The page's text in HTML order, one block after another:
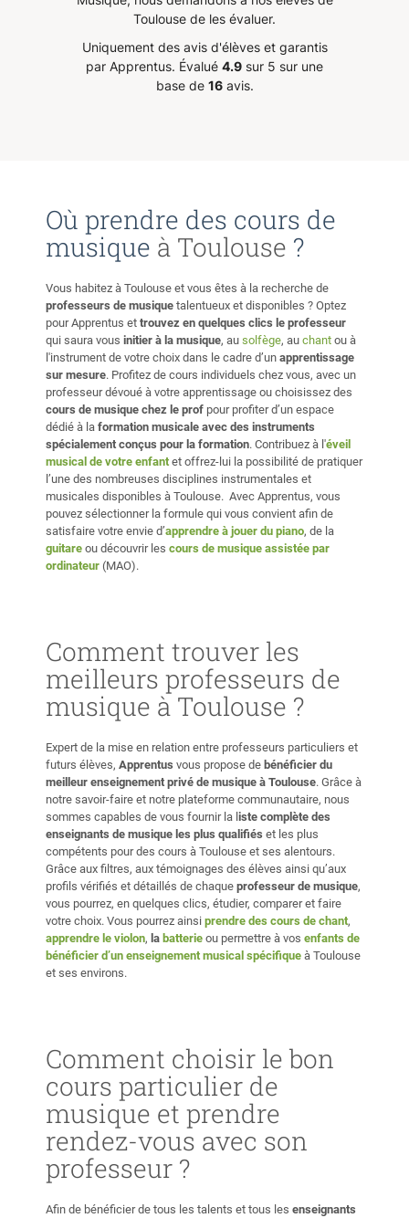
Toulouse de les évaluer.
Uniquement des avis d'élèves et garantis
par Apprentus. Évalué 4.9 sur 5 sur une
base de 16avis.
Où prendre des cours de
musique à Toulouse ?
Vous habitez à Toulouse et vous êtes à la recherche de
professeurs de musique talentueux et disponibles ? Optez
pour Apprentus et trouvez en quelques clics le professeur
qui saura vous initier à la musique, au solfège, au chant ou à
l'instrument de votre choix dans le cadre d’un apprentissage
sur mesure. Profitez de cours individuels chez vous, avec un
professeur dévoué à votre apprentissage ou choisissez des
cours de musique chez le prof pour profiter d’un espace
dédié à la formation musicale avec des instruments
spécialement conçus pour la formation. Contribuez à l'éveil
musical de votre enfant et offrez-lui la possibilité de pratiquer
l’une des nombreuses disciplines instrumentales et
musicales disponibles à Toulouse. Avec Apprentus, vous
pouvez sélectionner la formule qui vous convient afin de
satisfaire votre envie d’apprendre à jouer du piano, de la
guitare ou découvrir les cours de musique assistée par
ordinateur (MAO).
Comment trouver les
meilleurs professeurs de
musique à Toulouse ?
Expert de la mise en relation entre professeurs particuliers et
futurs élèves, Apprentus vous propose de bénéficier du
meilleur enseignement privé de musique à Toulouse. Grâce à
notre savoir-faire et notre plateforme communautaire, nous
sommes capables de vous fournir la l iste complète des
enseignants de musique les plus qualifiés et les plus
compétents pour des cours à Toulouse et ses alentours.
Grâce aux filtres, aux témoignages des élèves ainsi qu’aux
profils vérifiés et détaillés de chaque professeur de musique,
vous pourrez, en quelques clics, étudier, comparer et faire
votre choix. Vous pourrez ainsi prendre des cours de chant,
apprendre le violon, la batterie ou permettre à vos enfants de
bénéficier d’un enseignement musical spécifique à Toulouse
et ses environs.
Comment choisir le bon
cours particulier de
musique et prendre
rendez-vous avec son
professeur ?
Afin de bénéficier de tous les talents et tous les enseignants